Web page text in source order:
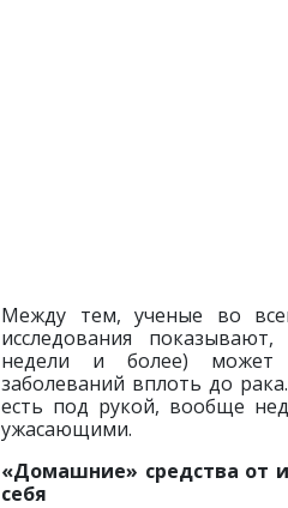
Между тем, ученые во
исследования
недели и более) может
заболеваний вплоть до
есть под рукой, вообще
ужасающими.
«Домашние» средства от
себя